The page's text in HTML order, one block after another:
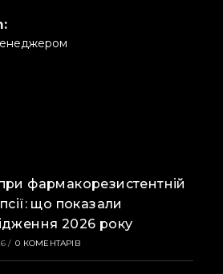
фармакорезистентній
що показали
2026 року
/ 0 КОМЕНТАРІВ